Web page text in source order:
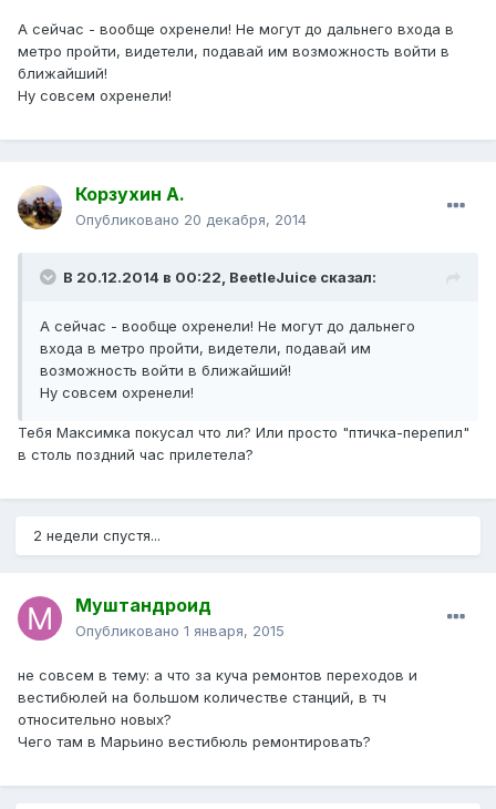
А сейчас - вообще охренели! Не могут до дальнего входа в
метро пройти, видетели, подавай им возможность войти в
ближайший!
Ну совсем охренели!
Корзухин А.
Опубликовано 20 декабря, 2014
В 20.12.2014 в 00:22, BeetleJuice сказал:
А сейчас - вообще охренели! Не могут до дальнего
входа в метро пройти, видетели, подавай им
возможность войти в ближайший!
Ну совсем охренели!
Тебя Максимка покусал что ли? Или просто "птичка-перепил"
в столь поздний час прилетела?
2 недели спустя...
Муштандроид
Опубликовано 1 января, 2015
не совсем в тему: а что за куча ремонтов переходов и
вестибюлей на большом количестве станций, в тч
относительно новых?
Чего там в Марьино вестибюль ремонтировать?